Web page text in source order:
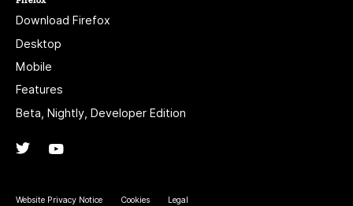
Download Firefox
Desktop
Mobile
Features
Beta, Nightly, Developer Edition
Twitter
Website Privacy Notice Cookies Legal